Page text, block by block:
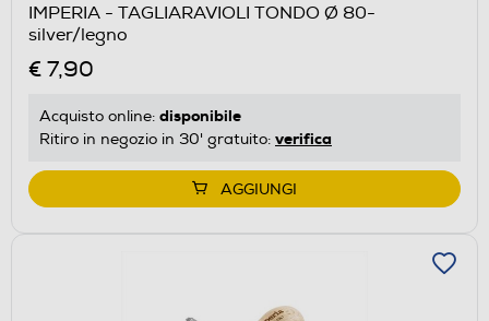
IMPERIA - TAGLIARAVIOLI TONDO Ø 80-
silver/legno
€ 7,90
Acquisto online: disponibile
Ritiro in negozio in 30' gratuito: verifica
AGGIUNGI